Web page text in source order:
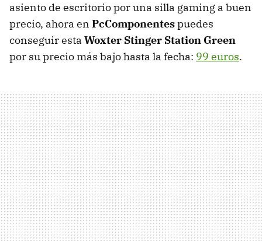
asiento de escritorio por una silla gaming a buen
precio, ahora en PcComponentespuedes
conseguir esta Woxter Stinger Station Green
por su precio más bajo hasta la fecha: 99 euros.